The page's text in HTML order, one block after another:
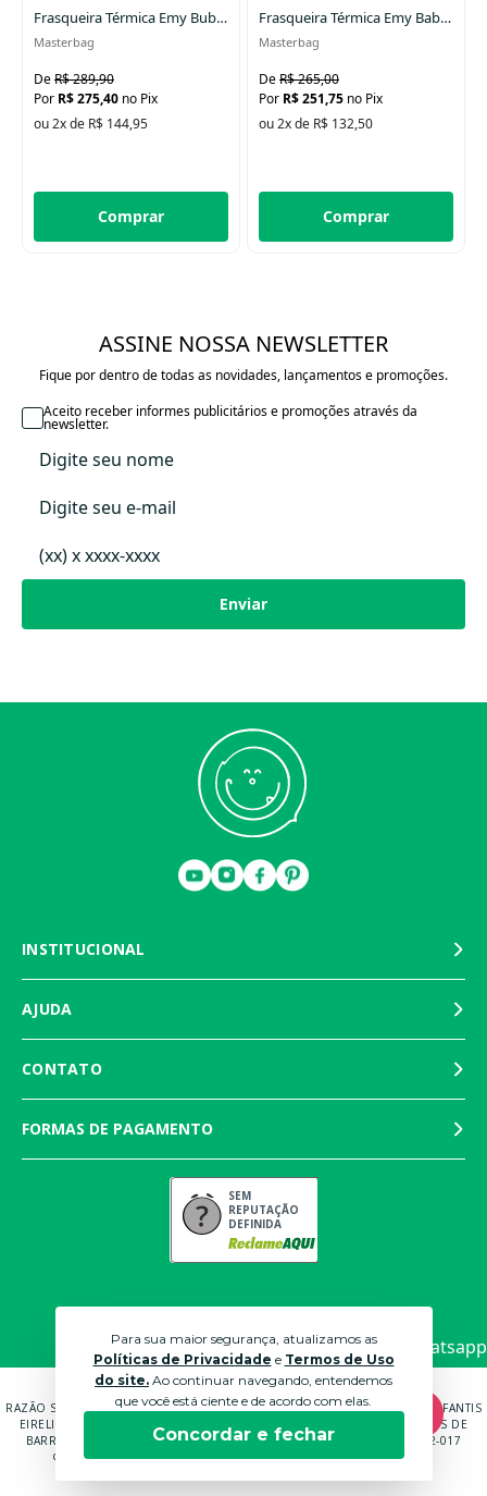
Para sua maior segurança, atualizamos as
Políticas de Privacidade e Termos de Uso
do site. Ao continuar navegando, entendemos
que você está ciente e de acordo com elas.
Concordar e fechar
Dois compartimentos separados para melhor organização
Espaço térmico com isolamento térmico de alta eficiência
Mantém alimentos quentes por até 1h e frios por até 3h
Forro emborrachado para fácil higienização
Alça tiracolo ajustável e alça de mão
Design delicado Safari Verde, moderno e unissex
Produto original Masterbag Baby, sinônimo de qualidade e bom gosto
Dimensões: 31 cm (L) × 21 cm (A) × 14 cm (P)
Material Externo: 100% Poliéster com dublagem em algodão
ideal para mamães que desejam unir organização, estilo e praticidade
em um único acessório.
Frasqueira Térmica Emy Bubbles Cinza
Masterbag
R$ 289,90
R$ 275,40 no Pix
ou 2x de R$ 144,95
Comprar
Frasqueira Térmica Emy Baby Estrelas Rosê
Masterbag
R$ 265,00
R$ 251,75 no Pix
ou 2x de R$ 132,50
Comprar
ASSINE NOSSA NEWSLETTER
Fique por dentro de todas as novidades, lançamentos e promoções.
Enviar
Aceito receber informes publicitários e promoções através da
newsletter.
INSTITUCIONAL
AJUDA
CONTATO
FORMAS DE PAGAMENTO
SEM
REPUTAÇÃO
DEFINIDA
RAZÃO SOCIAL: MARTINS PANTALEÃO COMÉRCIO DE MÓVEIS E ROUPAS INFANTIS
EIRELI EPP CNPJ: 04.591.672/0001-70 ENDEREÇO: RUA ANTÔNIO CARLOS DE
BARROS BRUNI, 232, QUADRA B LOTE 14 SOROCABA - SP - CEP: 18052-017
© 2021 LOJAS BICHO PAPÃO. TODOS OS DIREITOS RESERVADOS.